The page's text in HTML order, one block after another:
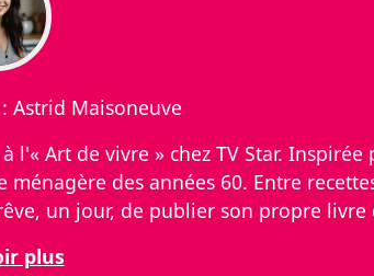
Astrid Maisoneuve
Art de vivre » chez TV Star. Inspirée
des années 60. Entre
un jour, de publier son propre livre
plus